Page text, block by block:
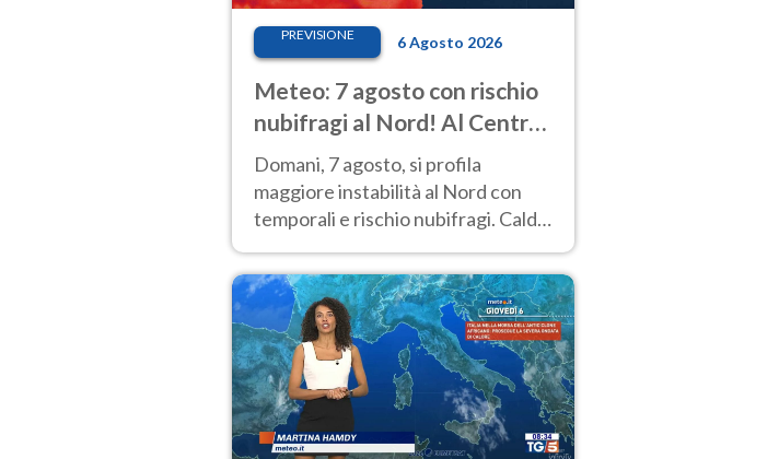
PREVISIONE 6 Agosto 2026
Meteo: 7 agosto con rischio
nubifragi al Nord! Al Centro-
Sud caldo estremo
Domani, 7 agosto, si profila
maggiore instabilità al Nord con
temporali e rischio nubifragi. Caldo
previsioni.